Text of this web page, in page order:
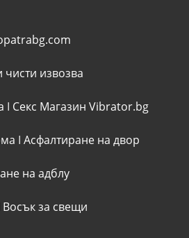
чисти извозва
I Секс Магазин Vibrator.bg
I Асфалтиране на двор
на адблу
Восък за свещи